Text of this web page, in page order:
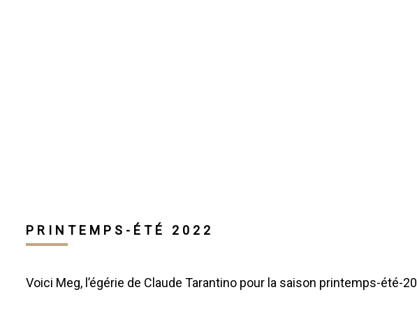
PRINTEMPS-ÉTÉ 2022
Voici Meg, l’égérie de Claude Tarantino pour la saison printemps-été-